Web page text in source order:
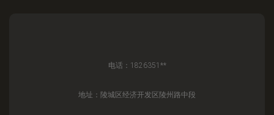
电话：1826351**
地址：陵城区经济开发区陵州路中段